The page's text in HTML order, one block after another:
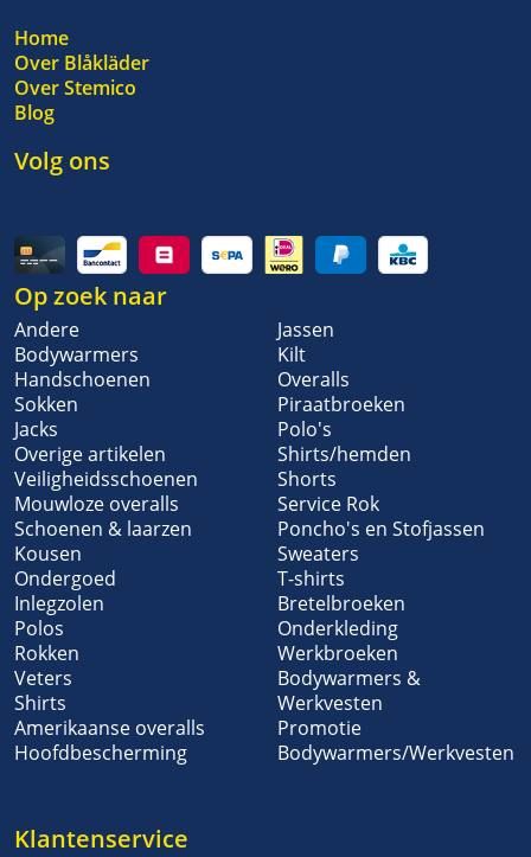
Home
Over Blåkläder
Over Stemico
Blog
Volg ons
Op zoek naar
Andere
Bodywarmers
Handschoenen
Sokken
Jacks
Overige artikelen
Veiligheidsschoenen
Mouwloze overalls
Schoenen & laarzen
Kousen
Ondergoed
Inlegzolen
Polos
Rokken
Veters
Shirts
Amerikaanse overalls
Hoofdbescherming
Jassen
Kilt
Overalls
Piraatbroeken
Polo's
Shirts/hemden
Shorts
Service Rok
Poncho's en Stofjassen
Sweaters
T-shirts
Bretelbroeken
Onderkleding
Werkbroeken
Bodywarmers &
Werkvesten
Promotie
Bodywarmers/Werkvesten
Klantenservice